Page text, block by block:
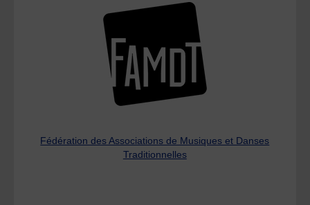
Fédération des Associations de Musiques et Danses
Traditionnelles